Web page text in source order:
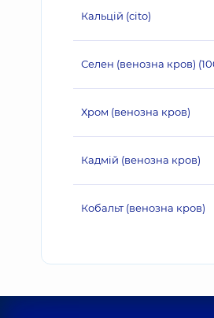
Кальцій (cito)
Селен (венозна кров)
Хром (венозна кров)
Кадмій (венозна кров)
Кобальт (венозна кров)